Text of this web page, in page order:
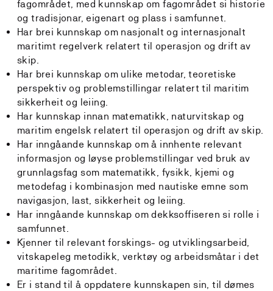
fagområdet, med kunnskap om fagområdet si historie
og tradisjonar, eigenart og plass i samfunnet.
Har brei kunnskap om nasjonalt og internasjonalt
maritimt regelverk relatert til operasjon og drift av
skip.
Har brei kunnskap om ulike metodar, teoretiske
perspektiv og problemstillingar relatert til maritim
sikkerheit og leiing.
Har kunnskap innan matematikk, naturvitskap og
maritim engelsk relatert til operasjon og drift av skip.
Har inngåande kunnskap om å innhente relevant
informasjon og løyse problemstillingar ved bruk av
grunnlagsfag som matematikk, fysikk, kjemi og
metodefag i kombinasjon med nautiske emne som
navigasjon, last, sikkerheit og leiing.
Har inngåande kunnskap om dekksoffiseren si rolle i
samfunnet.
Kjenner til relevant forskings- og utviklingsarbeid,
vitskapeleg metodikk, verktøy og arbeidsmåtar i det
maritime fagområdet.
Er i stand til å oppdatere kunnskapen sin, til dømes